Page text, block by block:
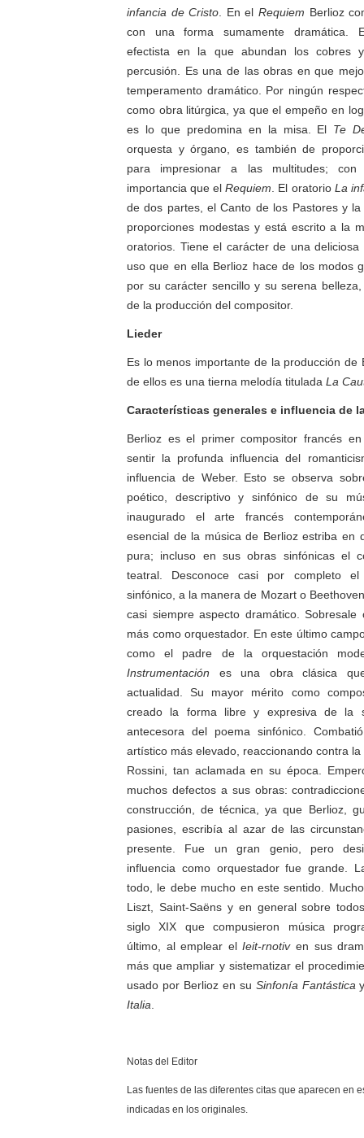
infancia de Cristo . En elRequiem Berlioz
con una forma sumamente dramática.
efectista en la que abundan los cobres
percusión. Es una de las obras en que
temperamento dramático. Por ningún
como obra litúrgica, ya que el empeño en
es lo que predomina en la misa. El Te
orquesta y órgano, es también de
para impresionar a las multitudes;
importancia que elRequiem . El oratorio La
de dos partes, el Canto de los Pastores y
proporciones modestas y está escrito a la
oratorios. Tiene el carácter de una
uso que en ella Berlioz hace de los modos
por su carácter sencillo y su serena
de la producción del compositor.
Lieder
Es lo menos importante de la producción de
de ellos es una tierna melodía titulada La
Características generales e influencia de
Berlioz es el primer compositor francés
sentir la profunda influencia del
influencia de Weber. Esto se observa
poético, descriptivo y sinfónico de su
inaugurado el arte francés
esencial de la música de Berlioz estriba en
pura; incluso en sus obras sinfónicas el
teatral. Desconoce casi por completo el
sinfónico, a la manera de Mozart o
casi siempre aspecto dramático.
más como orquestador. En este último
como el padre de la orquestación
Instrumentación es una obra clásica
actualidad. Su mayor mérito como
creado la forma libre y expresiva de la
antecesora del poema sinfónico.
artístico más elevado, reaccionando contra
Rossini, tan aclamada en su época.
muchos defectos a sus obras:
construcción, de técnica, ya que Berlioz,
pasiones, escribía al azar de las
presente. Fue un gran genio, pero
influencia como orquestador fue grande.
todo, le debe mucho en este sentido.
Liszt, Saint-Saëns y en general sobre
siglo XIX que compusieron música
último, al emplear elIeit-rnotiven sus
más que ampliar y sistematizar el
usado por Berlioz en su Sinfonía Fantástica
Italia
Notas del Editor
Las fuentes de las diferentes citas que aparecen en
indicadas en los originales.